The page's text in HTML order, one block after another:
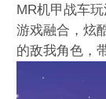
MR机甲战车
游戏融合，炫
的敌我角色，